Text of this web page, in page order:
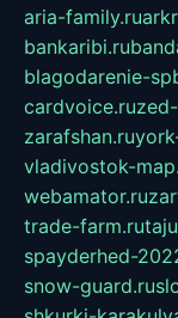
aria-family.ru
bankaribi.ru
blagodarenie-
cardvoice.ru
zarafshan.ru
vladivostok-
webamator.ru
trade-farm.ru
spayderhed-
snow-guard.ru